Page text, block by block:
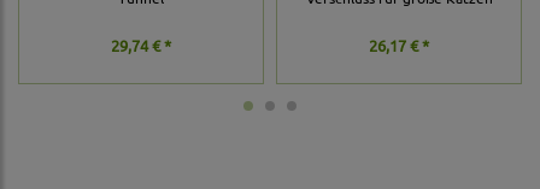
29,74 € * 26,17 € *